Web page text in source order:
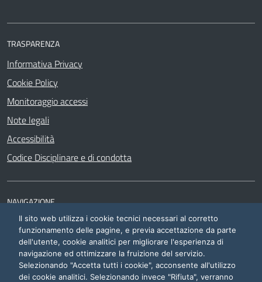
TRASPARENZA
Informativa Privacy
Cookie Policy
Monitoraggio accessi
Note legali
Accessibilità
Codice Disciplinare e di condotta
NAVIGAZIONE
Siti di interesse
Il sito web utilizza i cookie tecnici necessari al corretto
funzionamento delle pagine, e previa accettazione da parte
dell'utente, cookie analitici per migliorare l'esperienza di
navigazione ed ottimizzare la fruizione del servizio.
Selezionando "Accetta tutti i cookie", acconsente all'utilizzo
dei cookie analitici. Selezionando invece "Rifiuta", verranno